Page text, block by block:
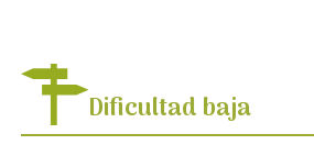
Dificultad baja